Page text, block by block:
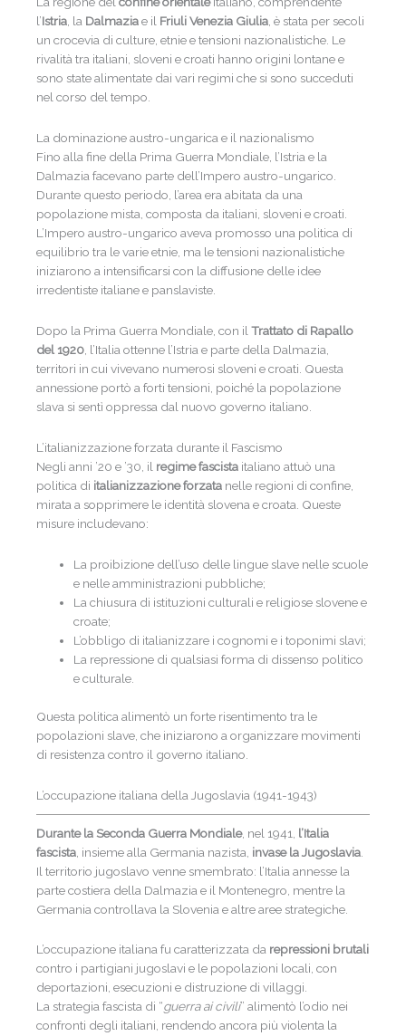
l’Istria, la Dalmaziae il Friuli Venezia Giulia, è stata per secoli
un crocevia di culture, etnie e tensioni nazionalistiche. Le
rivalità tra italiani, sloveni e croati hanno origini lontane e
sono state alimentate dai vari regimi che si sono succeduti
nel corso del tempo.
La dominazione austro-ungarica e il nazionalismo
Fino alla fine della Prima Guerra Mondiale, l’Istria e la
Dalmazia facevano parte dell’Impero austro-ungarico.
Durante questo periodo, l’area era abitata da una
popolazione mista, composta da italiani, sloveni e croati.
L’Impero austro-ungarico aveva promosso una politica di
equilibrio tra le varie etnie, ma le tensioni nazionalistiche
iniziarono a intensificarsi con la diffusione delle idee
irredentiste italiane e panslaviste.
Dopo la Prima Guerra Mondiale, con ilTrattato di Rapallo
del 1920, l’Italia ottenne l’Istria e parte della Dalmazia,
territori in cui vivevano numerosi sloveni e croati. Questa
annessione portò a forti tensioni, poiché la popolazione
slava si sentì oppressa dal nuovo governo italiano.
L’italianizzazione forzata durante il Fascismo
Negli anni ’20 e ’30, il regime fascista italiano attuò una
politica di italianizzazione forzata nelle regioni di confine,
mirata a sopprimere le identità slovena e croata. Queste
misure includevano:
La proibizione dell’uso delle lingue slave nelle scuole
e nelle amministrazioni pubbliche;
La chiusura di istituzioni culturali e religiose slovene e
croate;
L’obbligo di italianizzare i cognomi e i toponimi slavi;
La repressione di qualsiasi forma di dissenso politico
e culturale.
Questa politica alimentò un forte risentimento tra le
popolazioni slave, che iniziarono a organizzare movimenti
di resistenza contro il governo italiano.
L’occupazione italiana della Jugoslavia (1941-1943)
Durante laSeconda Guerra Mondiale, nel 1941, l’Italia
fascista , insieme alla Germania nazista, invase la Jugoslavia
Il territorio jugoslavo venne smembrato: l’Italia annesse la
parte costiera della Dalmazia e il Montenegro, mentre la
Germania controllava la Slovenia e altre aree strategiche.
L’occupazione italiana fu caratterizzata da repressioni brutali
contro i partigiani jugoslavi e le popolazioni locali, con
deportazioni, esecuzioni e distruzione di villaggi.
La strategia fascista di “guerra ai civili” alimentò l’odio nei
confronti degli italiani, rendendo ancora più violenta la